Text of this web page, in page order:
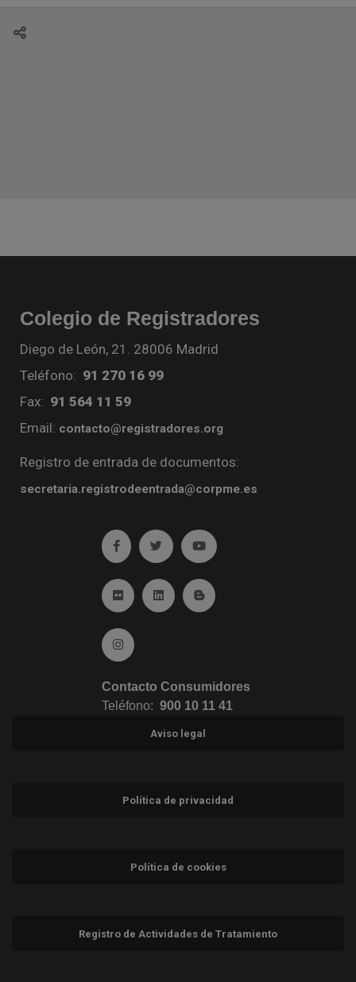
Colegio de Registradores
Diego de León, 21. 28006 Madrid
Teléfono: 91 270 16 99
Fax: 91 564 11 59
Email: contacto@registradores.org
Registro de entrada de documentos:
secretaria.registrodeentrada@corpme.es
Ir a facebook (abre en ventana nueva)
Ir a twitter (abre en ventana nueva)
Ir a YouTube (abre en
Ir a Flickr (abre en ventana nueva)
Ir a Linkedin (abre en ventana nueva)
Ir al Blog (abre en ventana
Ir a Instagram (abre en ventana nueva)
Contacto Consumidores
Teléfono: 900 10 11 41
Aviso legal
Política de privacidad
Política de cookies
Registro de Actividades de Tratamiento